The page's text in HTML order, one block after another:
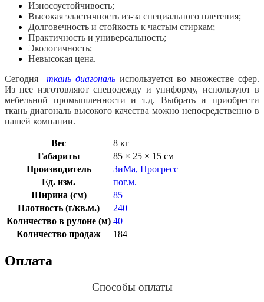
Износоустойчивость;
Высокая эластичность из-за специального плетения;
Долговечность и стойкость к частым стиркам;
Практичность и универсальность;
Экологичность;
Невысокая цена.
Сегодня ткань диагональ используется во множестве сфер.
Из нее изготовляют спецодежду и униформу, используют в
мебельной промышленности и т.д. Выбрать и приобрести
ткань диагональ высокого качества можно непосредственно в
нашей компании.
Вес
8 кг
Габариты
85 × 25 × 15 см
Производитель
ЗиМа, Прогресс
Ед. изм.
пог.м.
Ширина (см)
85
Плотность (г/кв.м.)
240
Количество в рулоне (м) 40
Количество продаж
184
Оплата
Способы оплаты